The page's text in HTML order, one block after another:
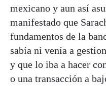
mexicano y aun así
manifestado que
fundamentos de la
sabía ni venía a
y que lo iba a hacer
o una transacción a